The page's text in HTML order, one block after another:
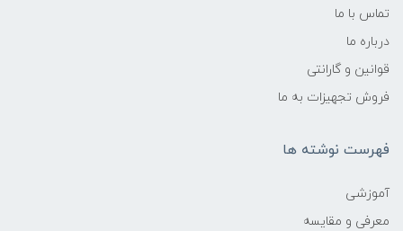
تماس با ما
درباره ما
قوانین و گارانتی
فروش تجهیزات به ما
فهرست نوشته ها
آموزشی
معرفی و مقایسه